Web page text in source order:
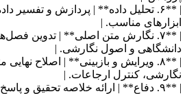
| **۶. تحلیل داده** | پردازش و تفسیر
ابزارهای مناسب. |
| **۷. نگارش متن اصلی** | تدوین
دانشگاهی و اصول نگارشی. |
| **۸. ویرایش و بازبینی** | اصلاح
نگارشی، کنترل ارجاعات. |
| **۹. دفاع** | ارائه خلاصه تحقیق و پاسخ به سؤالات داوران. |